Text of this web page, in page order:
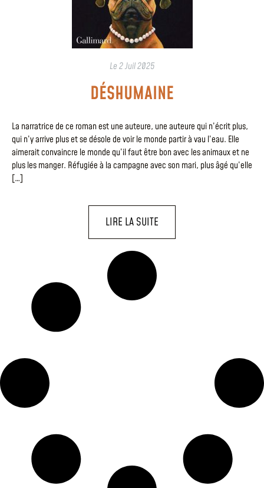
Le2 Juil 2025
DÉSHUMAINE
La narratrice de ce roman est une auteure, une auteure qui n’écrit plus,
qui n’y arrive plus et se désole de voir le monde partir à vau l’eau. Elle
aimerait convaincre le monde qu’il faut être bon avec les animaux et ne
plus les manger. Réfugiée à la campagne avec son mari, plus âgé qu’elle
[…]
LIRE LA SUITE